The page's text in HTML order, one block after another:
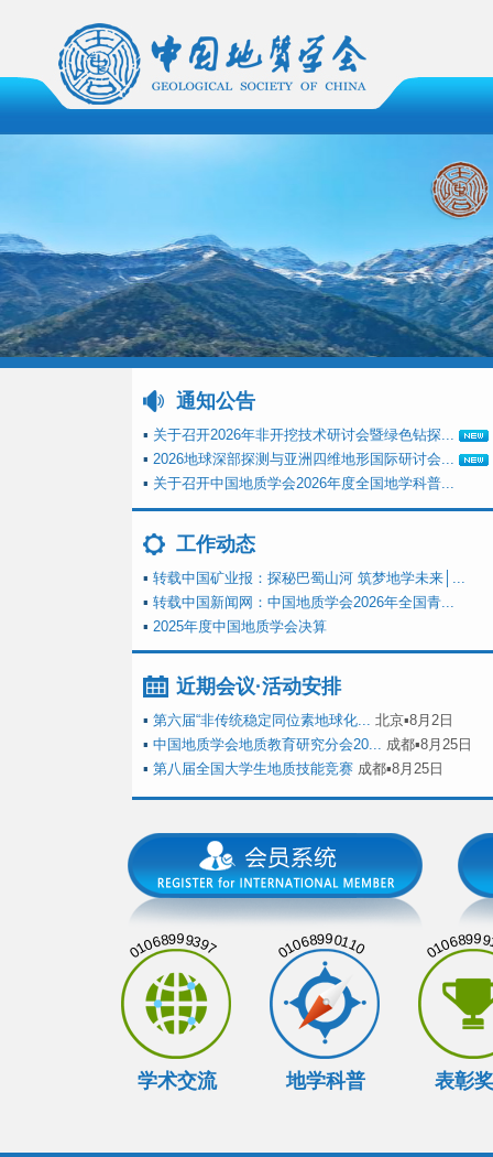
通知公告
▪ 关于召开2026年非开挖技术研讨会暨绿色钻探...
▪ 2026地球深部探测与亚洲四维地形国际研讨会...
▪ 关于召开中国地质学会2026年度全国地学科普...
工作动态
▪ 转载中国矿业报：探秘巴蜀山河 筑梦地学未来│...
▪ 转载中国新闻网：中国地质学会2026年全国青...
▪ 2025年度中国地质学会决算
近期会议·活动安排
▪ 第六届“非传统稳定同位素地球化... 北京▪8月2日
▪ 中国地质学会地质教育研究分会20... 成都▪8月25日
▪ 第八届全国大学生地质技能竞赛 成都▪8月25日
01068999397
学术交流
01068990110
地学科普 表彰